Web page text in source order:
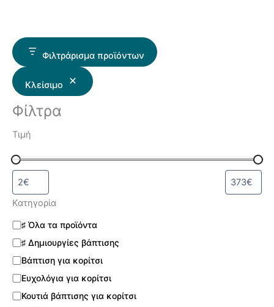
Φιλτράρισμα προϊόντων
Κλείσιμο
Φίλτρα
Τιμή
Κατηγορία
♯ Όλα τα προϊόντα
♯ Δημιουργίες βάπτισης
Βάπτιση για κορίτσι
Ευχολόγια για κορίτσι
Κουτιά βάπτισης για κορίτσι